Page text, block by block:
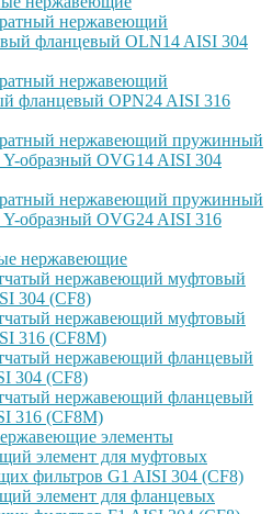
нержавеющий
фланцевый OLN14 AISI 304
нержавеющий
фланцевый OPN24 AISI 316
нержавеющий пружинный
образный OVG14 AISI 304
нержавеющий пружинный
образный OVG24 AISI 316
нержавеющие
нержавеющий муфтовый
304 (CF8)
нержавеющий муфтовый
316 (CF8M)
нержавеющий фланцевый
304 (CF8)
нержавеющий фланцевый
316 (CF8M)
элементы
элемент для муфтовых
фильтров G1 AISI 304 (CF8)
элемент для фланцевых